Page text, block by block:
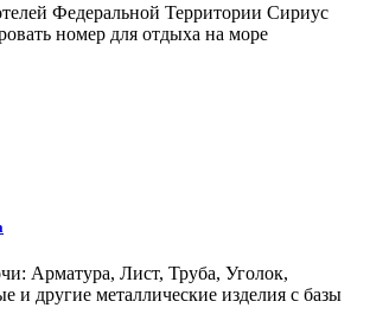
Федеральной Территории Сириус
номер для отдыха на море
Арматура, Лист, Труба, Уголок,
и другие металлические изделия с базы